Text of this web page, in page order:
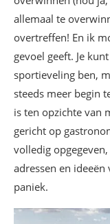
allemaal te
overtreffen! En ik
gevoel geeft. Je
sportieveling ben,
steeds meer begin
is ten opzichte van
gericht op
volledig
adressen en
paniek.